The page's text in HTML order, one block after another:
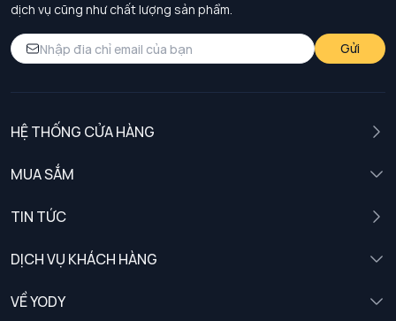
dịch vụ cũng như chất lượng sản phẩm.
Gửi
HỆ THỐNG CỬA HÀNG
MUA SẮM
TIN TỨC
DỊCH VỤ KHÁCH HÀNG
Chính sách khách hàng thân thiết
VỀ YODY